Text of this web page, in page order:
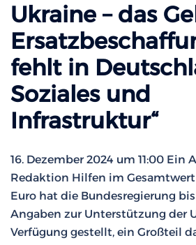
Ukraine – das
fehlt in
Soziales und
Infrastruktur“
16. Dezember 2024 um 11:00 Ein
Redaktion Hilfen im
Euro hat die Bundesregierung
Angaben zur Unterstützung der
Verfügung gestellt, ein Großteil